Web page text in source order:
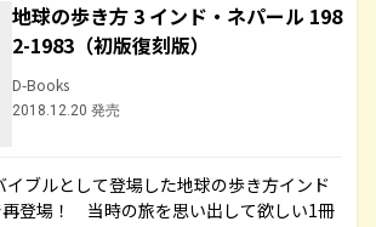
地球の歩き方 3 インド・ネパール 198
2-1983（初版復刻版）
D-Books
2018.12.20 発売
ブルとして登場した地球の歩き方インド
登場！ 当時の旅を思い出して欲しい1冊